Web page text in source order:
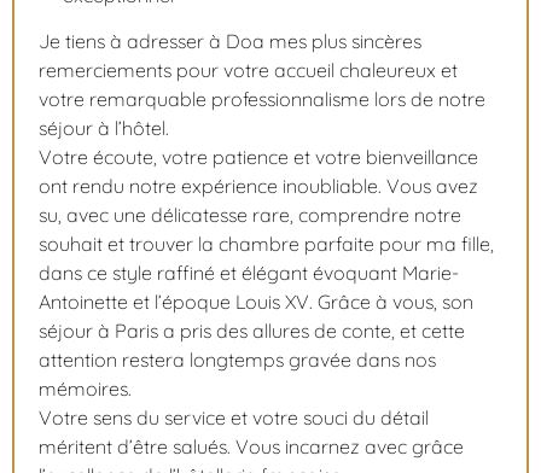
Je tiens à adresser à Doa mes plus sincères
remerciements pour votre accueil chaleureux et
votre remarquable professionnalisme lors de notre
séjour à l’hôtel.
Votre écoute, votre patience et votre bienveillance
ont rendu notre expérience inoubliable. Vous avez
su, avec une délicatesse rare, comprendre notre
souhait et trouver la chambre parfaite pour ma fille,
dans ce style raffiné et élégant évoquant Marie-
Antoinette et l’époque Louis XV. Grâce à vous, son
séjour à Paris a pris des allures de conte, et cette
attention restera longtemps gravée dans nos
mémoires.
Votre sens du service et votre souci du détail
méritent d’être salués. Vous incarnez avec grâce